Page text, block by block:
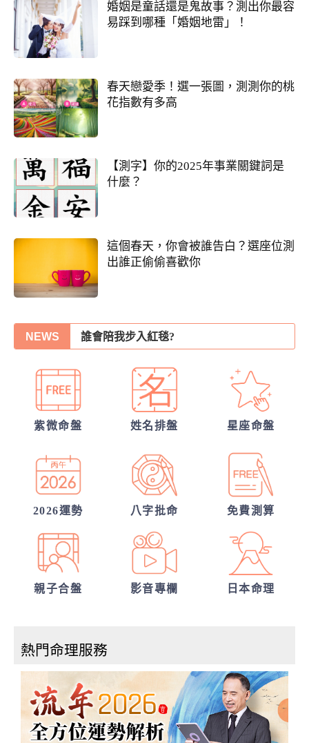
婚姻是童話還是鬼故事？測出你最容
易踩到哪種「婚姻地雷」！
春天戀愛季！選一張圖，測測你的桃
花指數有多高
【測字】你的2025年事業關鍵詞是
什麼？
這個春天，你會被誰告白？選座位測
出誰正偷偷喜歡你
NEWS
我的人生命運20解
30項情定一生占
他會是你最終的幸福？
另一半何時來敲門?
從姓名看你另一半的輪廓
他的異性關係全解密
紫微命盤 姓名排盤 星座命盤
2026運勢 八字批命 免費測算
親子合盤 影音專欄 日本命理
熱門命理服務